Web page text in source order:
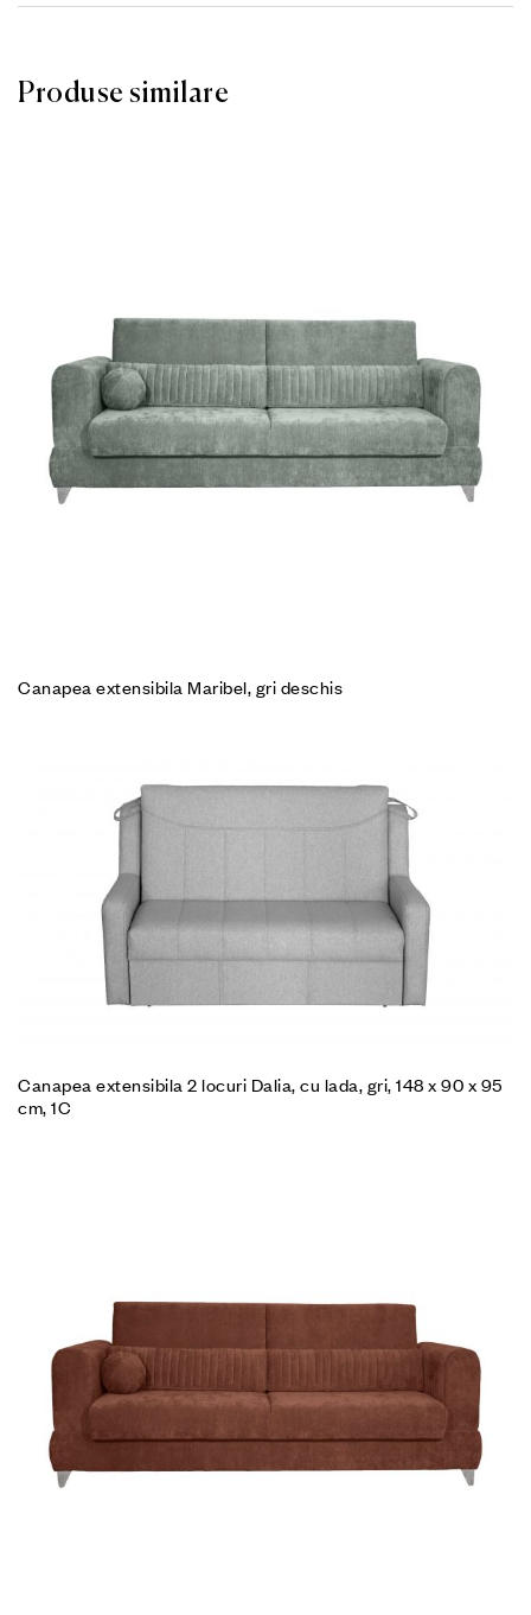
Produse similare
Canapea extensibila Maribel, gri deschis
Canapea extensibila 2 locuri Dalia, cu lada, gri, 148 x 90 x 95
cm, 1C